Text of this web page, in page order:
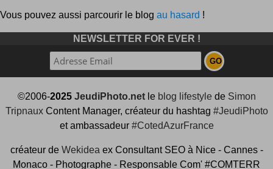
Vous pouvez aussi parcourir le blog au hasard !
NEWSLETTER FOR EVER !
©2006-2025 JeudiPhoto.netle blog lifestylede Simon
TripnauxContent Manager, créateur du hashtag #JeudiPhoto
et ambassadeur #CotedAzurFrance
créateur de Wekidea ex Consultant SEO à Nice - Cannes -
Monaco - Photographe - Responsable Com' #COMTERR